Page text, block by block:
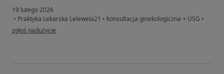
19 lutego 2026
• Praktyka Lekarska Lelewela21 • konsultacja ginekologiczna + USG •
w opinii użytkownika Aleksandra
zgłoś nadużycie